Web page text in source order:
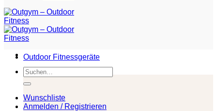
Suchen
nach:
Wunschliste
Anmelden / Registrieren
Outdoor Fitnessgeräte